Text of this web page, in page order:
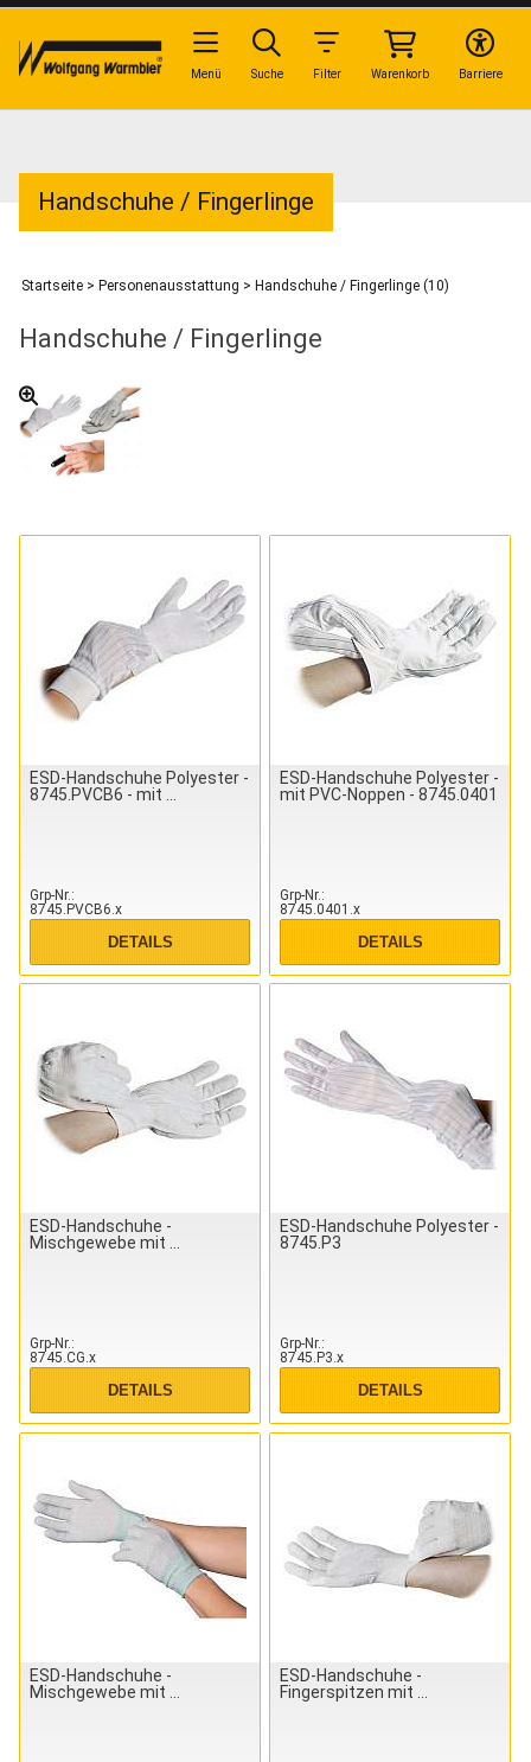
Handschuhe / Fingerlinge
Startseite > Personenausstattung > Handschuhe / Fingerlinge (10)
Handschuhe / Fingerlinge
ESD-Handschuhe Polyester -
8745.PVCB6 - mit
Grp-Nr.
8745.PVCB6.x
DETAILS
ESD-Handschuhe Polyester -
mit PVC-Noppen - 8745.0401
Grp-Nr.
8745.0401.x
DETAILS
ESD-Handschuhe -
Mischgewebe mit
Grp-Nr.
8745.CG.x
DETAILS
ESD-Handschuhe Polyester -
8745.P3
Grp-Nr.
8745.P3.x
DETAILS
ESD-Handschuhe -
Mischgewebe mit
ESD-Handschuhe -
Fingerspitzen mit
Barriere
Warenkorb
Filter
Suche
Menü